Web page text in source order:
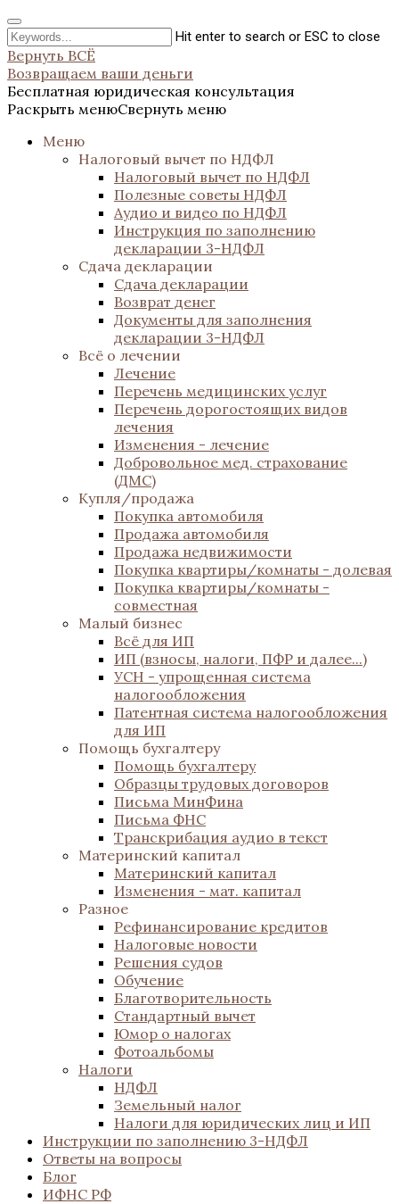
Hit enter to search or ESC to close
Вернуть ВСЁ
Возвращаем ваши деньги
Бесплатная юридическая консультация
Раскрыть менюСвернуть меню
Меню
Налоговый вычет по НДФЛ
Налоговый вычет по НДФЛ
Полезные советы НДФЛ
Аудио и видео по НДФЛ
Инструкция по заполнению
декларации 3-НДФЛ
Сдача декларации
Сдача декларации
Возврат денег
Документы для заполнения
декларации 3-НДФЛ
Всё о лечении
Лечение
Перечень медицинских услуг
Перечень дорогостоящих видов
лечения
Изменения - лечение
Добровольное мед. страхование
(ДМС)
Купля/продажа
Покупка автомобиля
Продажа автомобиля
Продажа недвижимости
Покупка квартиры/комнаты - долевая
Покупка квартиры/комнаты -
совместная
Малый бизнес
Всё для ИП
ИП (взносы, налоги, ПФР и далее...)
УСН - упрощенная система
налогообложения
Патентная система налогообложения
для ИП
Помощь бухгалтеру
Помощь бухгалтеру
Образцы трудовых договоров
Письма МинФина
Письма ФНС
Транскрибация аудио в текст
Материнский капитал
Материнский капитал
Изменения - мат. капитал
Разное
Рефинансирование кредитов
Налоговые новости
Решения судов
Обучение
Благотворительность
Стандартный вычет
Юмор о налогах
Фотоальбомы
Налоги
НДФЛ
Земельный налог
Налоги для юридических лиц и ИП
Инструкции по заполнению 3-НДФЛ
Ответы на вопросы
Блог
ИФНС РФ